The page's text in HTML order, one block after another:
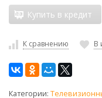
Купить в кредит
К сравнению В
Категории: